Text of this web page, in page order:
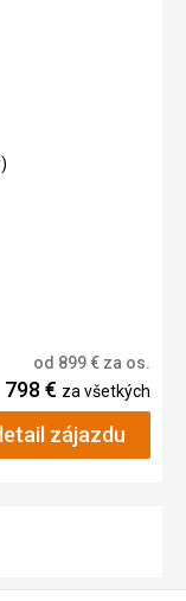
od 899€ za os.
798 € za všetkých
zájazdu